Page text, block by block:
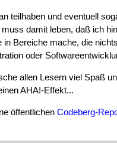
teilhaben und eventuell
damit leben, daß ich
in Bereiche mache, die
oder
allen Lesern viel Spaß
AHA!-Effekt...
öffentlichen Codeberg-